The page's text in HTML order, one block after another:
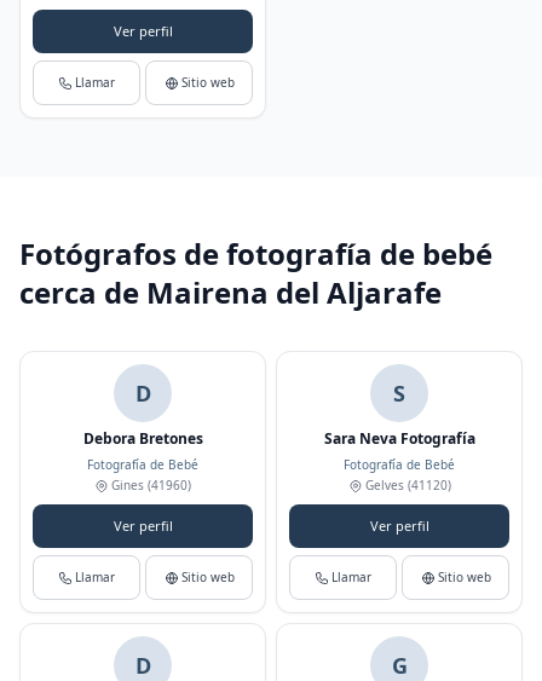
Ver perfil
Llamar Sitio web
Fotógrafos de fotografía de bebé
cerca de Mairena del Aljarafe
D
Debora Bretones
Fotografía de Bebé
Gines (41960)
Ver perfil
Llamar Sitio web
S
Sara Neva Fotografía
Fotografía de Bebé
Gelves(41120)
Ver perfil
Llamar Sitio web
D G